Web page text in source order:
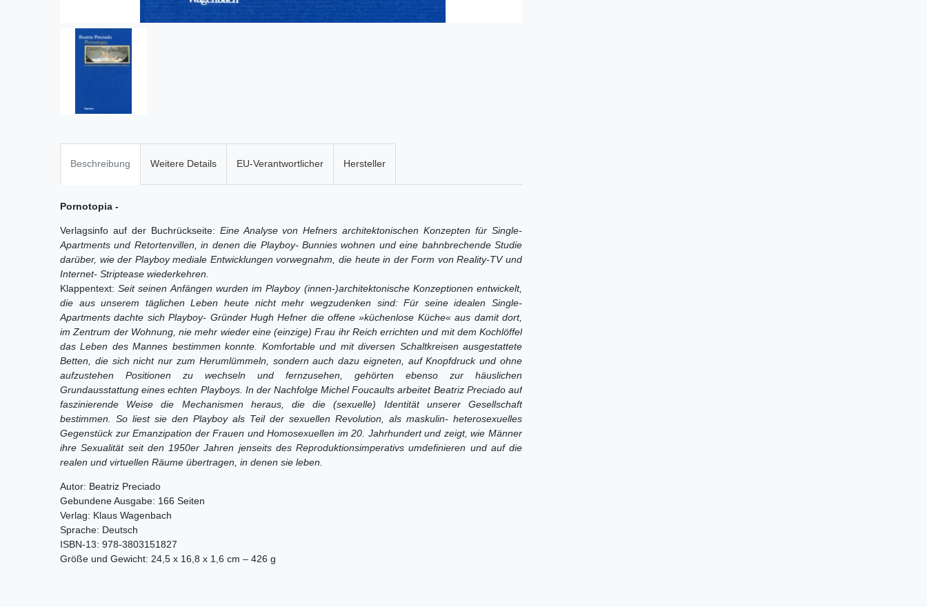
Beschreibung Weitere Details EU-Verantwortlicher Hersteller
Pornotopia -
Verlagsinfo auf der Buchrückseite: Eine Analyse von Hefners architektonischen Konzepten für Single-
Apartments und Retortenvillen, in denen die Playboy- Bunnies wohnen und eine bahnbrechende Studie
darüber, wie der Playboy mediale Entwicklungen vorwegnahm, die heute in der Form von Reality-TV und
Internet- Striptease wiederkehren.
Klappentext:Seit seinen Anfängen wurden im Playboy (innen-)architektonische Konzeptionen entwickelt,
die aus unserem täglichen Leben heute nicht mehr wegzudenken sind: Für seine idealen Single-
Apartments dachte sich Playboy- Gründer Hugh Hefner die offene »küchenlose Küche« aus damit dort,
im Zentrum der Wohnung, nie mehr wieder eine (einzige) Frau ihr Reich errichten und mit dem Kochlöffel
das Leben des Mannes bestimmen konnte. Komfortable und mit diversen Schaltkreisen ausgestattete
Betten, die sich nicht nur zum Herumlümmeln, sondern auch dazu eigneten, auf Knopfdruck und ohne
aufzustehen Positionen zu wechseln und fernzusehen, gehörten ebenso zur häuslichen
Grundausstattung eines echten Playboys. In der Nachfolge Michel Foucaults arbeitet Beatriz Preciado auf
faszinierende Weise die Mechanismen heraus, die die (sexuelle) Identität unserer Gesellschaft
bestimmen. So liest sie den Playboy als Teil der sexuellen Revolution, als maskulin- heterosexuelles
Gegenstück zur Emanzipation der Frauen und Homosexuellen im 20. Jahrhundert und zeigt, wie Männer
ihre Sexualität seit den 1950er Jahren jenseits des Reproduktionsimperativs umdefinieren und auf die
realen und virtuellen Räume übertragen, in denen sie leben.
Autor: Beatriz Preciado
Gebundene Ausgabe: 166 Seiten
Verlag: Klaus Wagenbach
Sprache: Deutsch
ISBN-13: 978-3803151827
Größe und Gewicht: 24,5 x 16,8 x 1,6 cm – 426 g